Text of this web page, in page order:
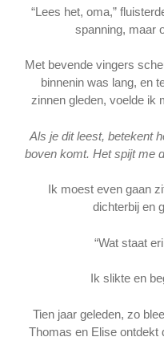
“Lees het, oma,”
spanning, maar
Met bevende vingers
binnenin was lang, en
zinnen gleden, voelde ik
Als je dit leest, betekent
boven komt. Het spijt me
Ik moest even gaan
dichterbij en
“Wat staat
Ik slikte en
Tien jaar geleden, zo
Thomas en Elise ontdekt